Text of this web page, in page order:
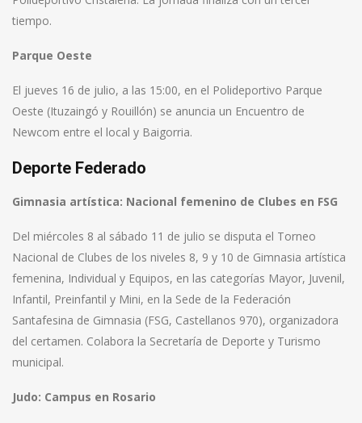
tiempo.
Parque Oeste
El jueves 16 de julio, a las 15:00, en el Polideportivo Parque
Oeste (Ituzaingó y Rouillón) se anuncia un Encuentro de
Newcom entre el local y Baigorria.
Deporte Federado
Gimnasia artística: Nacional femenino de Clubes en FSG
Del miércoles 8 al sábado 11 de julio se disputa el Torneo
Nacional de Clubes de los niveles 8, 9 y 10 de Gimnasia artística
femenina, Individual y Equipos, en las categorías Mayor, Juvenil,
Infantil, Preinfantil y Mini, en la Sede de la Federación
Santafesina de Gimnasia (FSG, Castellanos 970), organizadora
del certamen. Colabora la Secretaría de Deporte y Turismo
municipal.
Judo: Campus en Rosario